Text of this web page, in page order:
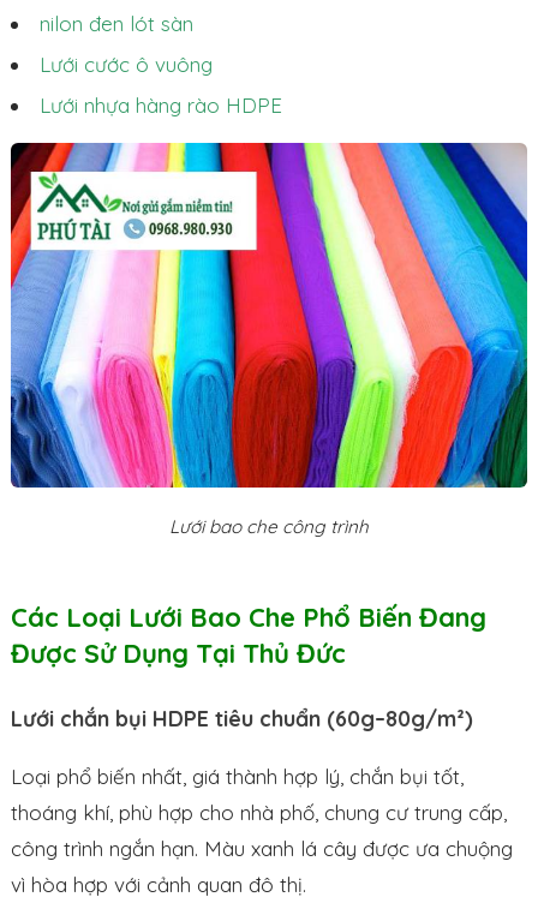
nilon đen lót sàn
Lưới cước ô vuông
Lưới nhựa hàng rào HDPE
Lưới bao che công trình
Các Loại Lưới Bao Che Phổ Biến Đang
Được Sử Dụng Tại Thủ Đức
Lưới chắn bụi HDPE tiêu chuẩn (60g–80g/m²)
Loại phổ biến nhất, giá thành hợp lý, chắn bụi tốt,
thoáng khí, phù hợp cho nhà phố, chung cư trung cấp,
công trình ngắn hạn. Màu xanh lá cây được ưa chuộng
vì hòa hợp với cảnh quan đô thị.